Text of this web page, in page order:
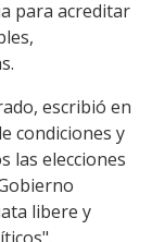
para acreditar
escribió en
condiciones y
las elecciones
libere y